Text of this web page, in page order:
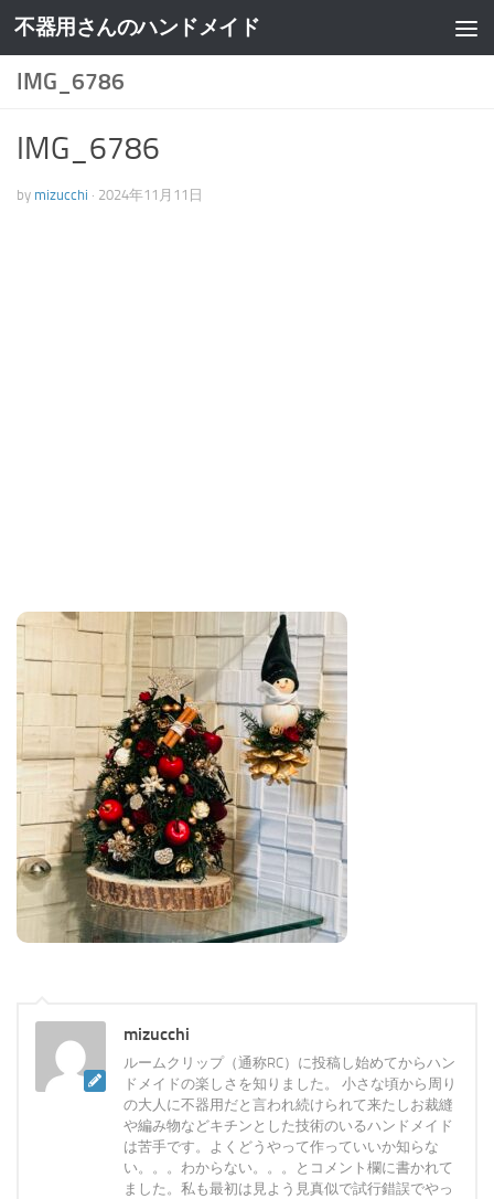
不器用さんのハンドメイド
IMG_6786
IMG_6786
by mizucchi · 2024年11月11日
mizucchi
ルームクリップ（通称RC）に投稿し始めてからハン
ドメイドの楽しさを知りました。 小さな頃から周り
の大人に不器用だと言われ続けられて来たしお裁縫
や編み物などキチンとした技術のいるハンドメイド
は苦手です。よくどうやって作っていいか知らな
い。。。わからない。。。とコメント欄に書かれて
ました。私も最初は見よう見真似で試行錯誤でやっ